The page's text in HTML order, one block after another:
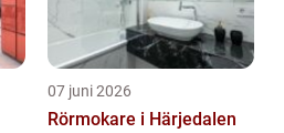
07 juni 2026
Rörmokare i Härjedalen